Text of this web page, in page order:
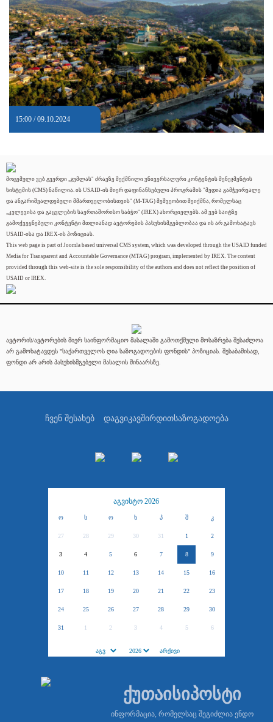
15:00 / 09.10.2024
მოცემული ვებ გვერდი „ჯუმლას" ძრავზე შექმნილი უნივერსალური კონტენტის მენეჯმენტის
სისტემის (CMS) ნაწილია. ის USAID-ის მიერ დაფინანსებული პროგრამის "მედია გამჭვირვალე
და ანგარიშვალდებული მმართველობისთვის" (M-TAG) მეშვეობით შეიქმნა, რომელსაც
„კვლევისა და გაცვლების საერთაშორისო საბჭო" (IREX) ახორციელებს. ამ ვებ საიტზე
გამოქვეყნებული კონტენტი მთლიანად ავტორების პასუხისმგებლობაა და ის არ გამოხატავს
USAID-ისა და IREX-ის პოზიციას.
This web page is part of Joomla based universal CMS system, which was developed through the USAID funded
Media for Transparent and Accountable Governance (MTAG) program, implemented by IREX. The content
provided through this web-site is the sole responsibility of the authors and does not reflect the position of
USAID or IREX.
ავტორის/ავტორების მიერ საინფორმაციო მასალაში გამოთქმული მოსაზრება შესაძლოა
არ გამოხატავდეს "საქართველოს ღია საზოგადოების ფონდის" პოზიციას. შესაბამისად,
ფონდი არ არის პასუხისმგებელი მასალის შინაარსზე.
ჩვენ შესახებ დაგვიკავშირდითსაზოგადოება
აგვისტო 2026
ო ს ო ხ პ შ კ
27 28 29 30 31 1 2
3 4 5 6 7 8 9
10 11 12 13 14 15 16
17 18 19 20 21 22 23
24 25 26 27 28 29 30
31 1 2 3 4 5 6
ქუთაისიპოსტი
ინფორმაცია, რომელსაც შეგიძლია ენდო